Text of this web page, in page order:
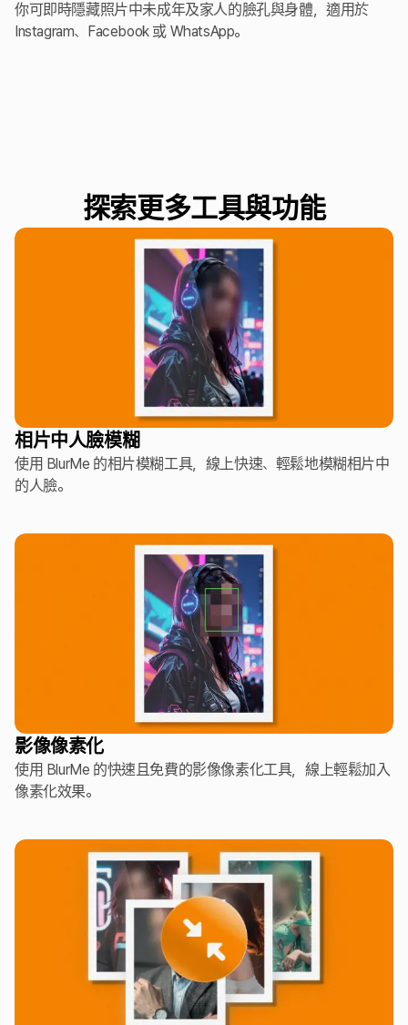
你可即時隱藏照片中未成年及家人的臉孔與身體，適用於
Instagram、Facebook 或 WhatsApp。
探索更多工具與功能
相片中人臉模糊
使用 BlurMe 的相片模糊工具，線上快速、輕鬆地模糊相片中
的人臉。
影像像素化
使用 BlurMe 的快速且免費的影像像素化工具，線上輕鬆加入
像素化效果。